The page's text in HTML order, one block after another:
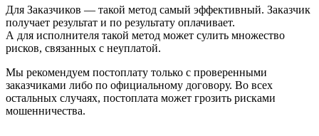
Для Заказчиков — такой метод самый эффективный. Заказчик
получает результат и по результату оплачивает.
А для исполнителя такой метод может сулить множество
рисков, связанных с неуплатой.
Мы рекомендуем постоплату только с проверенными
заказчиками либо по официальному договору. Во всех
остальных случаях, постоплата может грозить рисками
мошенничества.